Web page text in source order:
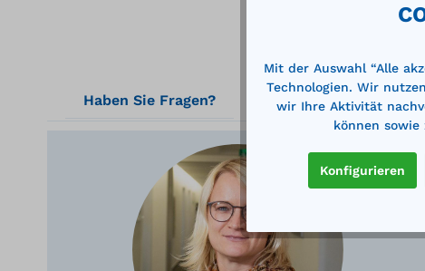
Haben Sie Fragen?
Mit der Auswahl “Alle
Technologien. Wir
wir Ihre Aktivität
können
Konfigurieren